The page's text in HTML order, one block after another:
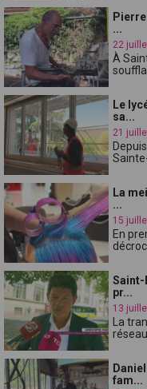
...
22
À
Le
sa...
21
La
...
15
En
Saint-
pr...
13
La
fam...